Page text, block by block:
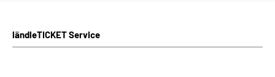
ländleTICKET Service